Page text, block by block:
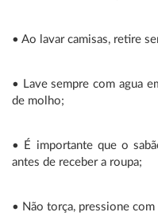
• Ao lavar camisas, retire
• Lave sempre com agua
de molho;
• É importante que o
antes de receber a roupa;
• Não torça, pressione com